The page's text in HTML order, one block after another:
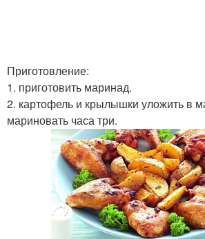
Приготовление:
1. приготовить маринад.
2. картофель и крылышки уложить в
мариновать часа три.